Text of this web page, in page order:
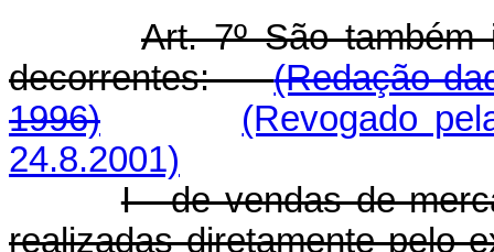
Art. 7º São
decorrentes:(Redação
1996)
(Revogado
24.8.2001)
I - de vendas de
realizadas diretamente